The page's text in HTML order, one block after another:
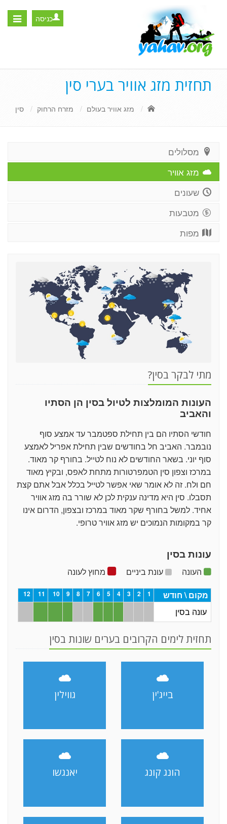
Toggle
כניסה
תחזית מזג אוויר בערי סין
מזג אוויר בעולם מזרח הרחוק סין
מסלולים
מזג אוויר
שעונים
מטבעות
מפות
מתי לבקר בסין?
העונות המומלצות לטיול בסין הן הסתיו
והאביב
חודשי הסתיו הם בין תחילת ספטמבר עד אמצע סוף
נובמבר. האביב חל בחודשים שבין תחילת אפריל לאמצע
סוף יוני. בשאר החודשים לא נוח לטייל. בחורף קר מאוד.
במרכז וצפון סין הטמפרטורות מתחת לאפס, ובקיץ מאוד
חם ולח. זה לא אומר שאי אפשר לטייל בכלל אבל אתם קצת
תסבלו. סין היא מדינה ענקית לכן לא שורר בה מזג אוויר
אחיד. למשל בחורף שקר מאוד במרכז ובצפון, הדרום אינו
קר במקומות הנמוכים יש מזג אוויר טרופי.
עונות בסין
העונה עונת ביניים
מחוץ לעונה
מקום \ חודש
1
2
3
4
5
6
7
8
9
10
11
12
עונה בסין
תחזית לימים הקרובים בערים שונות בסין
בייג'ין גווילין
הונג קונג יאנגשו